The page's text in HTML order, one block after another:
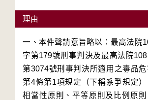
理由
一、本件聲請意旨略以：最高法院
字第179號刑事判決及最高法院
第3074號刑事判決所適用之毒品危
第4條第1項規定（下稱系爭規定）
相當性原則、平等原則及比例原則